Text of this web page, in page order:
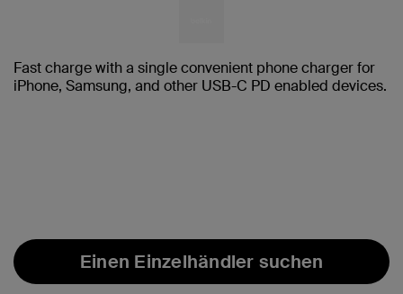
Fast charge with a single convenient phone charger for
iPhone, Samsung, and other USB-C PD enabled devices.
Einen Einzelhändler suchen